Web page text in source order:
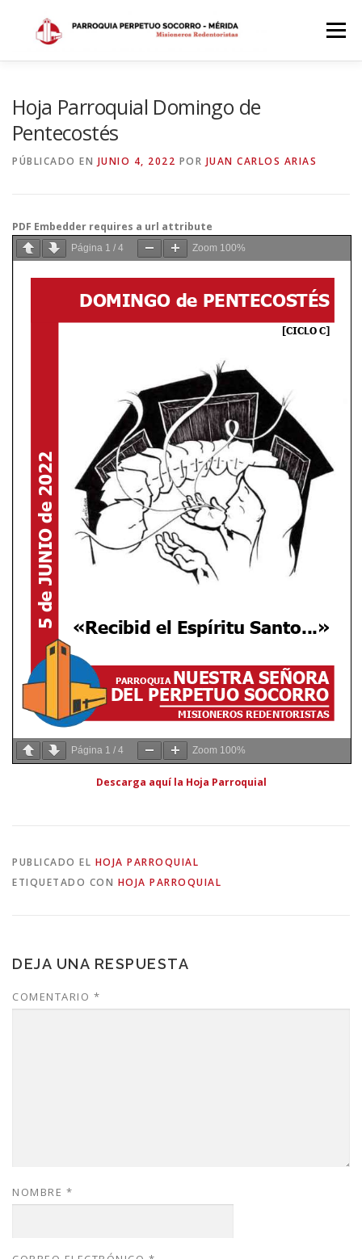
contenido
Menú
Hoja Parroquial Domingo de
Pentecostés
PÚBLICADO EN JUNIO 4, 2022 POR JUAN CARLOS ARIAS
PDF Embedder requires a url attribute
Página 1 / 4 Zoom 100%
Página 1 / 4 Zoom 100%
Descarga aquí la Hoja Parroquial
PUBLICADO EL HOJA PARROQUIAL
ETIQUETADO CON HOJA PARROQUIAL
DEJA UNA RESPUESTA
COMENTARIO *
NOMBRE *